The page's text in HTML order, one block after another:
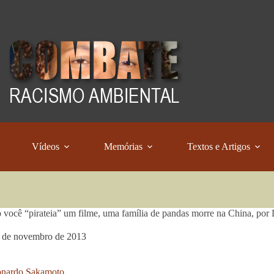
Vídeos Memórias Textos e Artigos
você “pirateia” um filme, uma família de pandas morre na China, por
de novembro de 2013
Sakamoto